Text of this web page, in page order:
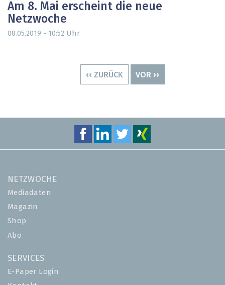
Am 8. Mai erscheint die neue
Netzwoche
08.05.2019 - 10:52 Uhr
VORHERIGE
‹‹ ZURÜCK
NÄCHSTE
VOR ››
NETZWOCHE
Mediadaten
Magazin
Shop
Abo
SERVICES
E-Paper Login